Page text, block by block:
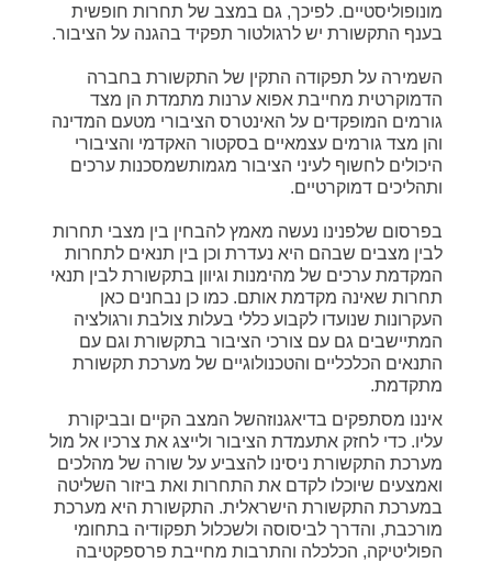
מונופוליסטיים. לפיכך, גם במצב של תחרות חופשית
בענף התקשורת יש לרגולטור תפקיד בהגנה על הציבור.
השמירה על תפקודה התקין של התקשורת בחברה
הדמוקרטית מחייבת אפוא ערנות מתמדת הן מצד
גורמים המופקדים על האינטרס הציבורי מטעם המדינה
והן מצד גורמים עצמאיים בסקטור האקדמי והציבורי
היכולים לחשוף לעיני הציבור מגמותשמסכנות ערכים
ותהליכים דמוקרטיים.
בפרסום שלפנינו נעשה מאמץ להבחין בין מצבי תחרות
לבין מצבים שבהם היא נעדרת וכן בין תנאים לתחרות
המקדמת ערכים של מהימנות וגיוון בתקשורת לבין תנאי
תחרות שאינה מקדמת אותם. כמו כן נבחנים כאן
העקרונות שנועדו לקבוע כללי בעלות צולבת ורגולציה
המתיישבים גם עם צורכי הציבור בתקשורת וגם עם
התנאים הכלכליים והטכנולוגיים של מערכת תקשורת
מתקדמת.
איננו מסתפקים בדיאגנוזהשל המצב הקיים ובביקורת
עליו. כדי לחזק אתעמדת הציבור ולייצג את צרכיו אל מול
מערכת התקשורת ניסינו להצביע על שורה של מהלכים
ואמצעים שיוכלו לקדם את התחרות ואת ביזור השליטה
במערכת התקשורת הישראלית. התקשורת היא מערכת
מורכבת, והדרך לביסוסה ולשכלול תפקודיה בתחומי
הפוליטיקה, הכלכלה והתרבות מחייבת פרספקטיבה